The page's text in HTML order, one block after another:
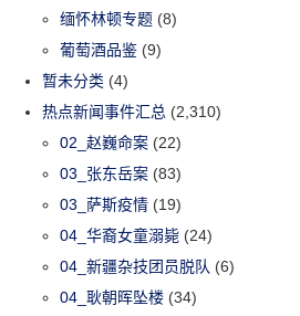
缅怀林顿专题 (8)
葡萄酒品鉴 (9)
暂未分类 (4)
热点新闻事件汇总 (2,310)
02_赵巍命案 (22)
03_张东岳案 (83)
03_萨斯疫情 (19)
04_华裔女童溺毙 (24)
04_新疆杂技团员脱队 (6)
04_耿朝晖坠楼 (34)